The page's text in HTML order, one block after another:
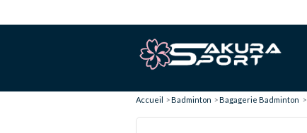
Accueil Badminton Bagagerie Badminton